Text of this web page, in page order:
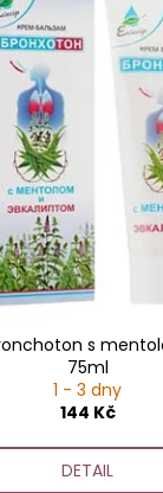
s
75ml
1 - 3 dny
144 Kč
DETAIL